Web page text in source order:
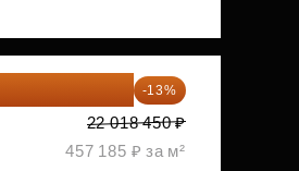
-13%
22 018 450 ₽
457 185 ₽ за м²